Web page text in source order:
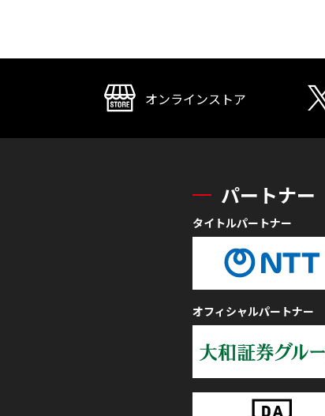
オンラインストア
パートナー
タイトルパートナー
オフィシャルパートナー